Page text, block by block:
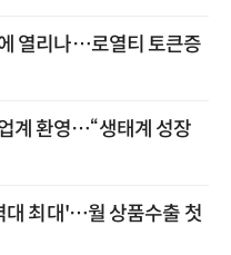
열리나…로열티 토큰증
계 환영…“생태계 성장
대 최대'…월 상품수출 첫